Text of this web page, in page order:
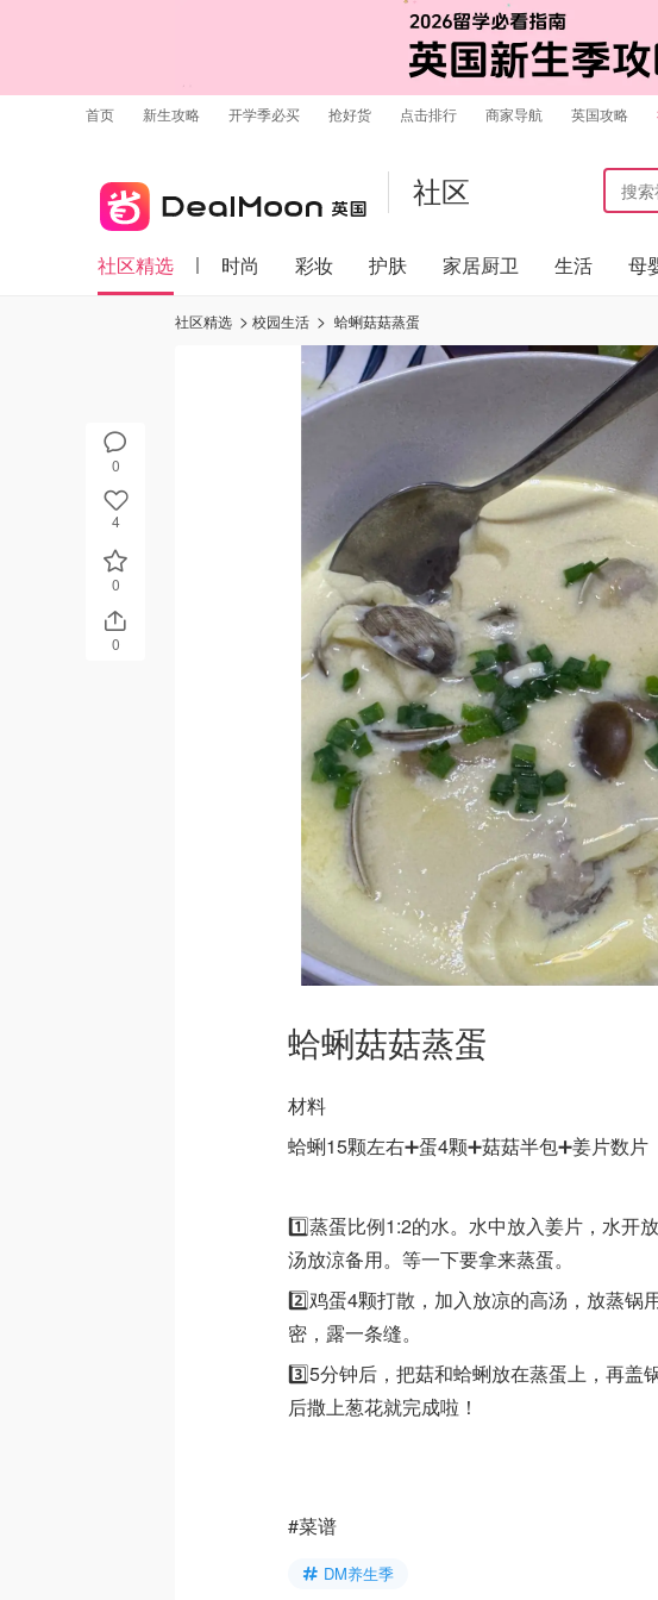
首页 新生攻略 开学季必买 抢好货 点击排行 商家导航 英国攻略
社区
社区精选 时尚 彩妆 护肤 家居厨卫 生活 母
0
4
0
0
社区精选 校园生活 蛤蜊菇菇蒸蛋
蛤蜊菇菇蒸蛋
材料
蛤蜊15颗左右➕蛋4颗➕菇菇半包➕姜片数片
1️⃣蒸蛋比例1:2的水。水中放入姜片，水开
汤放涼备用。等一下要拿来蒸蛋。
2️⃣鸡蛋4颗打散，加入放凉的高汤，放蒸锅
密，露一条缝。
3️⃣5分钟后，把菇和蛤蜊放在蒸蛋上，再盖
后撒上葱花就完成啦！
#菜谱
DM养生季